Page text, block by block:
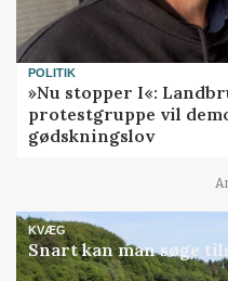
POLITIK
»Nu stopper I«:
protestgruppe vil
gødskningslov
KVÆG
Snart kan man søge